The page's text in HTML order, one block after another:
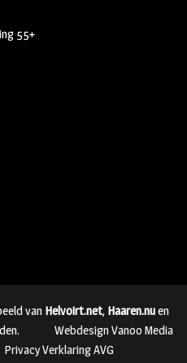
55+
van Helvoirt.net, Haaren.nuen
Webdesign Vanoo Media
Privacy Verklaring AVG